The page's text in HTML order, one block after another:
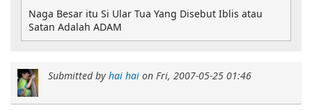
Submitted by hai hai on Fri, 2007-05-25 01:46
Naga Besar itu Si Ular Tua Yang Disebut Iblis atau
Satan Adalah ADAM